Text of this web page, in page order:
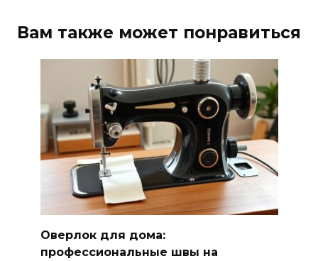
Вам также может понравиться
Оверлок для дома:
профессиональные швы на